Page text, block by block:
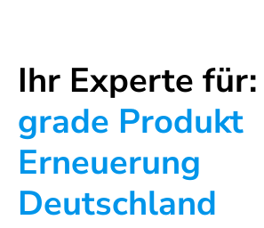
Ihr Experte für:
grade Produkt
Erneuerung
Deutschland